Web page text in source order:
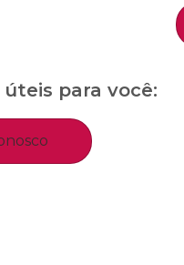
para você: